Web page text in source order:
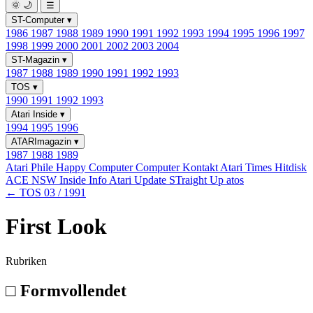
🌞 🌙
☰
ST-Computer ▾
1986 1987 1988 1989 1990 1991 1992 1993 1994 1995 1996 1997
1998 1999 2000 2001 2002 2003 2004
ST-Magazin ▾
1987 1988 1989 1990 1991 1992 1993
TOS ▾
1990 1991 1992 1993
Atari Inside ▾
1994 1995 1996
ATARImagazin ▾
1987 1988 1989
Atari Phile Happy ComputerComputer Kontakt Atari Times Hitdisk
ACE NSW Inside Info Atari Update STraight Up atos
← TOS 03 / 1991
First Look
Rubriken
□ Formvollendet